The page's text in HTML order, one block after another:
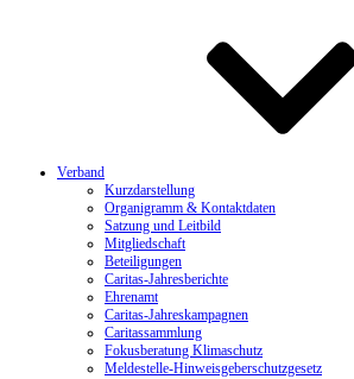
Verband
Kurzdarstellung
Organigramm & Kontaktdaten
Satzung und Leitbild
Mitgliedschaft
Beteiligungen
Caritas-Jahresberichte
Ehrenamt
Caritas-Jahreskampagnen
Caritassammlung
Fokusberatung Klimaschutz
Meldestelle-Hinweisgeberschutzgesetz